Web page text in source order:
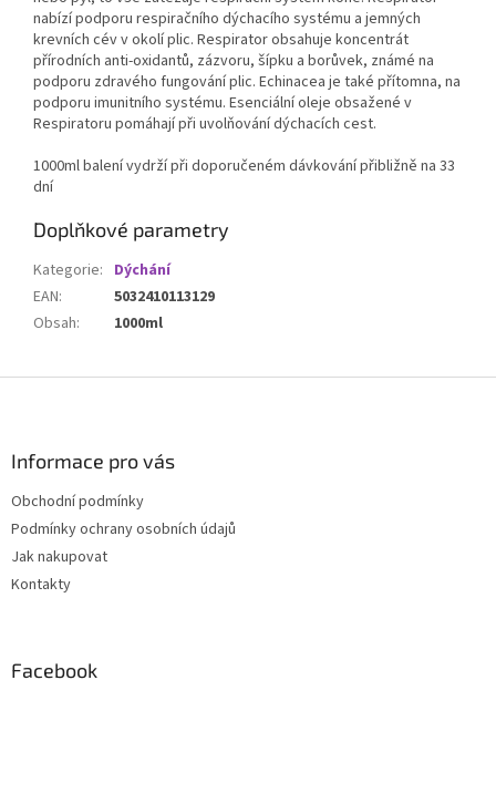
nabízí podporu respiračního dýchacího systému a jemných
krevních cév v okolí plic. Respirator obsahuje koncentrát
přírodních anti-oxidantů, zázvoru, šípku a borůvek, známé na
podporu zdravého fungování plic. Echinacea je také přítomna, na
podporu imunitního systému. Esenciální oleje obsažené v
Respiratoru pomáhají při uvolňování dýchacích cest.
1000ml balení vydrží při doporučeném dávkování přibližně na 33
dní
Doplňkové parametry
Kategorie: Dýchání
EAN:
5032410113129
Obsah: 1000ml
Informace pro vás
Obchodní podmínky
Podmínky ochrany osobních údajů
Jak nakupovat
Kontakty
Facebook